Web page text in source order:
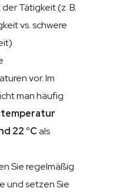
Tätigkeit (z. B.
vs. schwere
vor. Im
man häufig
22 °Cals
Sie regelmäßig
und setzen Sie